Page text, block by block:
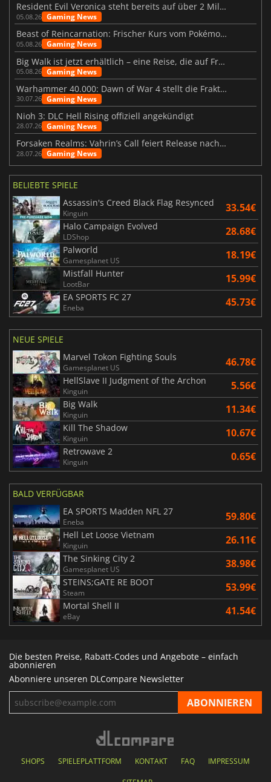
Resident Evil Veronica steht bereits auf über 2 Millionen Wunschlisten
05.08.26 Gaming News
Beast of Reincarnation: Frischer Kurs vom Pokémon-Studio
05.08.26 Gaming News
Big Walk ist jetzt erhältlich – eine Reise, die auf Freundschaft basiert
05.08.26 Gaming News
Warhammer 40.000: Dawn of War 4 stellt die Fraktion der Necrons vor
30.07.26 Gaming News
Nioh 3: DLC Hell Rising offiziell angekündigt
28.07.26 Gaming News
Forsaken Realms: Vahrin’s Call feiert Release nach 10 Jahren
28.07.26 Gaming News
BELIEBTE SPIELE
Assassin's Creed Black Flag Resynced
Kinguin 33.54€
Halo Campaign Evolved
LDShop 28.68€
Palworld
Gamesplanet US 18.19€
Mistfall Hunter
LootBar 15.99€
EA SPORTS FC 27
Eneba 45.73€
NEUE SPIELE
Marvel Tokon Fighting Souls
Gamesplanet US 46.78€
HellSlave II Judgment of the Archon
Kinguin 5.56€
Big Walk
Kinguin 11.34€
Kill The Shadow
Kinguin 10.67€
Retrowave 2
Kinguin 0.65€
BALD VERFÜGBAR
EA SPORTS Madden NFL 27
Eneba 59.80€
Hell Let Loose Vietnam
Kinguin 26.11€
The Sinking City 2
Gamesplanet US 38.98€
STEINS;GATE RE BOOT
Steam 53.99€
Mortal Shell II
eBay 41.54€
Die besten Preise, Rabatt-Codes und Angebote – einfach
abonnieren
Abonniere unseren DLCompare Newsletter
SHOPS SPIELEPLATTFORM KONTAKT FAQ IMPRESSUM